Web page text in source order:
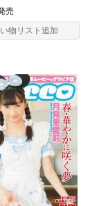
売
物リスト追加